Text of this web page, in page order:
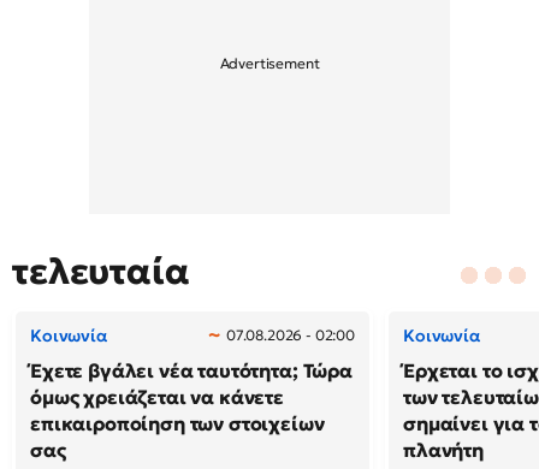
τελευταία
Κοινωνία 07.08.2026 - 02:00
Έχετε βγάλει νέα ταυτότητα; Τώρα
όμως χρειάζεται να κάνετε
επικαιροποίηση των στοιχείων
σας
Κοινωνία
Έρχεται το
των
σημαίνει για
πλανήτη